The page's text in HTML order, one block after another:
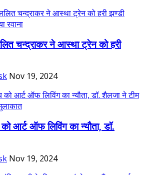
चन्द्राकर ने आस्था ट्रेन को हरी
Nov 19, 2024
आर्ट ऑफ लिविंग का न्यौता, डॉ.
Nov 19, 2024